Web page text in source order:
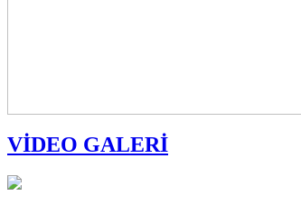
VİDEO GALERİ